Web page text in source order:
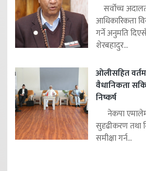
सर्वोच्च
आधिकारिकता
गर्ने अनुमति
शेरबहादुर...
ओलीसहित
वैधानिकता
निष्कर्ष
नेकपा
सुदृढीकरण तथा
समीक्षा गर्न...